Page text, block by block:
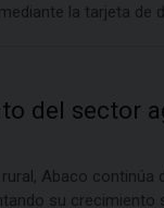
la tarjeta de
del sector
Abaco
su crecimiento